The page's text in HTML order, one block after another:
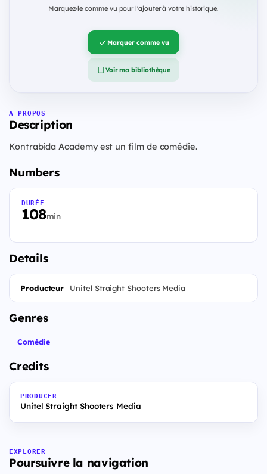
Marquez-le comme vu pour l'ajouter à votre historique.
Marquer comme vu
Voir ma bibliothèque
À PROPOS
Description
Kontrabida Academy est un film de comédie.
Numbers
108min
DURÉE
Details
Producteur Unitel Straight Shooters Media
Genres
Comédie
Credits
PRODUCER
Unitel Straight Shooters Media
EXPLORER
Poursuivre la navigation